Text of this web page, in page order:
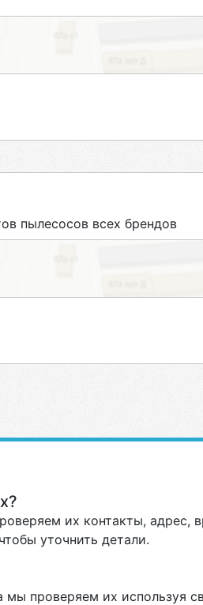
пылесосов всех брендов
их контакты, адрес,
уточнить детали.
проверяем их используя